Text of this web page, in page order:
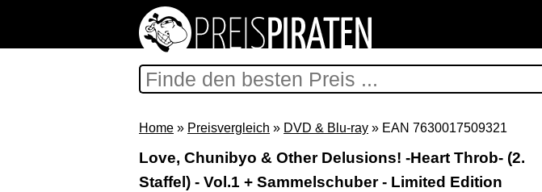
Home » Preisvergleich » DVD & Blu-ray » EAN 7630017509321
Love, Chunibyo & Other Delusions! -Heart Throb- (2.
Staffel) - Vol.1 + Sammelschuber - Limited Edition